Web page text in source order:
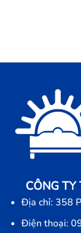
CÔNG
Địa chỉ: 358
Điện thoại: